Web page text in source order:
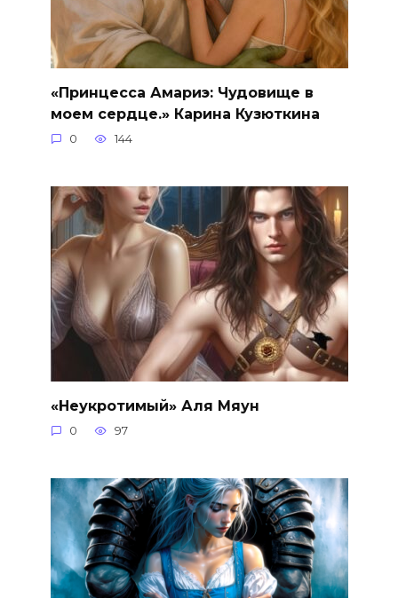
«Принцесса Амариэ: Чудовище в
моем сердце.» Карина Кузюткина
0 144
«Неукротимый» Аля Мяун
0 97